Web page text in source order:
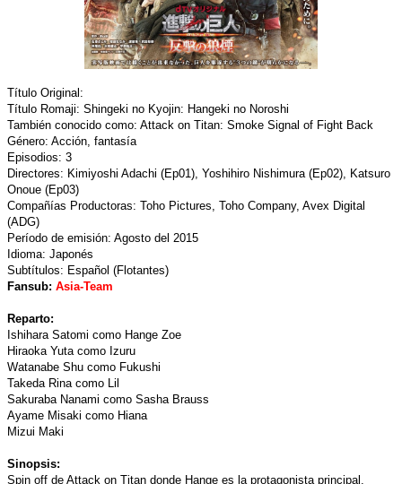
Título Original:
Título Romaji: Shingeki no Kyojin: Hangeki no Noroshi
También conocido como: Attack on Titan: Smoke Signal of Fight Back
Género: Acción, fantasía
Episodios: 3
Directores: Kimiyoshi Adachi (Ep01), Yoshihiro Nishimura (Ep02), Katsuro
Onoue (Ep03)
Compañías Productoras: Toho Pictures, Toho Company, Avex Digital
(ADG)
Período de emisión: Agosto del 2015
Idioma: Japonés
Subtítulos: Español (Flotantes)
Fansub: Asia-Team
Reparto:
Ishihara Satomi como Hange Zoe
Hiraoka Yuta como Izuru
Watanabe Shu como Fukushi
Takeda Rina como Lil
Sakuraba Nanami como Sasha Brauss
Ayame Misaki como Hiana
Mizui Maki
Sinopsis:
Spin off de Attack on Titan donde Hange es la protagonista principal.